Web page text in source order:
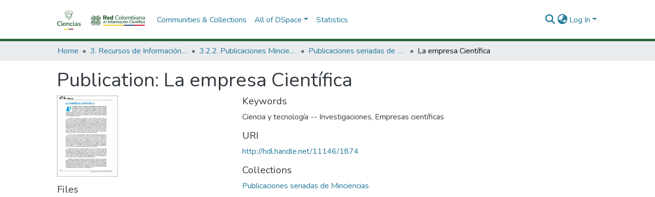
Communities & Collections All of DSpace Statistics Log In
Home 3. Recursos de Información Científica y Tecnológica 3.2.2. Publicaciones Minciencias Publicaciones seriadas de Minciencias La empresa Científica
Publication: La empresa Científica
Files
Keywords
Ciencia y tecnología -- Investigaciones, Empresas científicas
URI
http://hdl.handle.net/11146/1874
Collections
Publicaciones seriadas de Minciencias